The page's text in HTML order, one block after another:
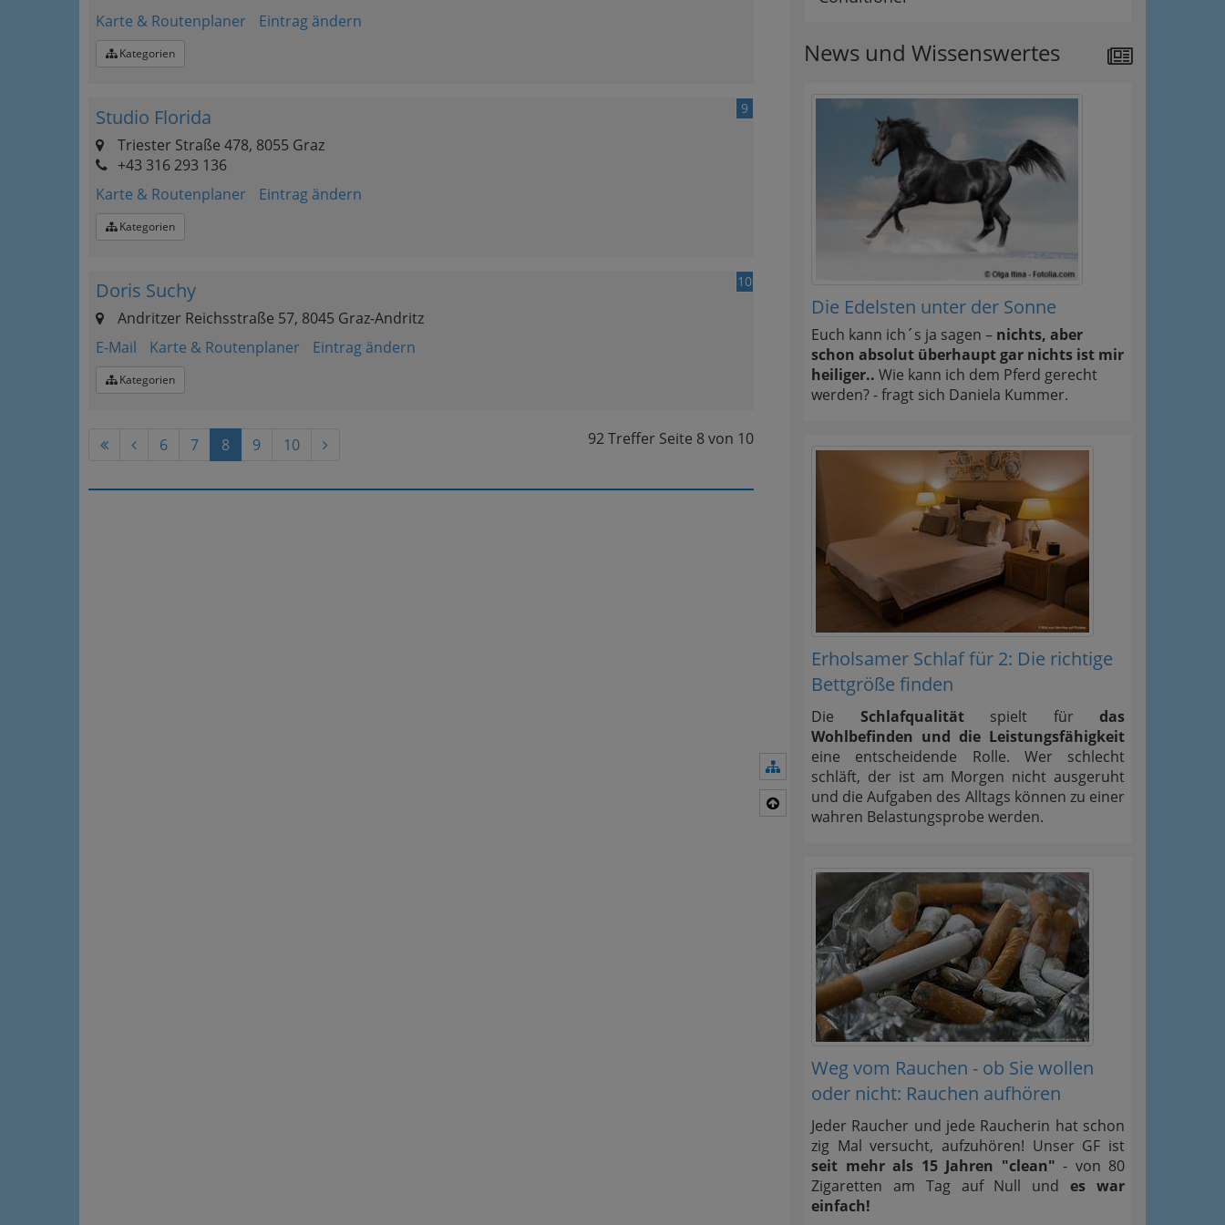
Navigation
Nach Oben
Karte & Routenplaner
Eintrag ändern
Kategorien
9
Studio Florida
Triester Straße 478, 8055 Graz
+43 316 293 136
Karte & Routenplaner
Eintrag ändern
Kategorien
10
Doris Suchy
Andritzer Reichsstraße 57, 8045 Graz-Andritz
E-Mail
Karte & Routenplaner Eintrag ändern
Kategorien
92 Treffer Seite 8von 10
6 7 8 9 10
News und Wissenswertes
Die Edelsten unter der Sonne
Euch kann ich´s ja sagen – nichts, aber
schon absolut überhaupt gar nichts ist mir
heiliger.. Wie kann ich dem Pferd gerecht
werden? - fragt sich Daniela Kummer.
Erholsamer Schlaf für 2: Die richtige
Bettgröße finden
Die Schlafqualitätspielt für das
Wohlbefinden und die Leistungsfähigkeit
eine entscheidende Rolle. Wer schlecht
schläft, der ist am Morgen nicht ausgeruht
und die Aufgaben des Alltags können zu einer
wahren Belastungsprobe werden.
Weg vom Rauchen - ob Sie wollen
oder nicht: Rauchen aufhören
Jeder Raucher und jede Raucherin hat schon
zig Mal versucht, aufzuhören! Unser GF ist
seit mehr als 15 Jahren "clean" - von 80
Zigaretten am Tag auf Null undes war
einfach!